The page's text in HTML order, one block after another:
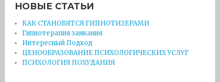
НОВЫЕ СТАТЬИ
КАК СТАНОВЯТСЯ ГИПНОТИЗЕРАМИ
Гипнотерапия заикания
Интересный Подход
ЦЕНООБРАЗОВАНИЕ ПСИХОЛОГИЧЕСКИХ УСЛУГ
ПСИХОЛОГИЯ ПОХУДАНИЯ